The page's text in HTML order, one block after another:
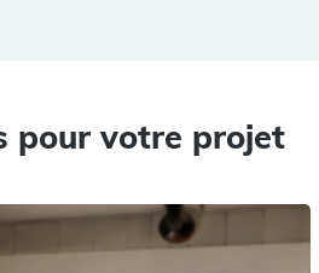
pour votre projet